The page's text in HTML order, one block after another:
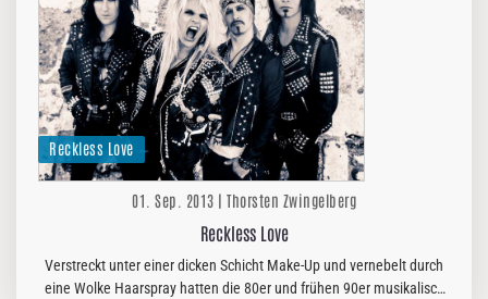
Reckless Love
01. Sep. 2013 | Thorsten Zwingelberg
Reckless Love
Verstreckt unter einer dicken Schicht Make-Up und vernebelt durch
eine Wolke Haarspray hatten die 80er und frühen 90er musikalisch